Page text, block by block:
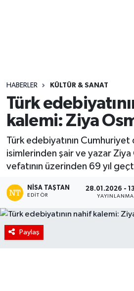
HABERLER KÜLTÜR & SANAT
Türk
kalemi: Ziya
Türk edebiyatının
isimlerinden şair ve yazar Ziya
vefatının üzerinden 69 yıl
NISA TAŞTAN
EDITÖR
28.01.2026 -
YAYINLANMA
Paylaş
Yaşam